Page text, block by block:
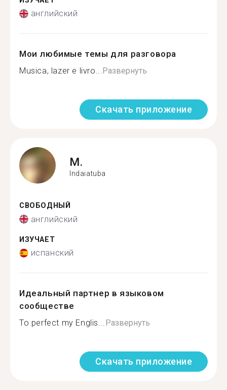
английский
Мои любимые темы для разговора
Musica, lazer e livro...Развернуть
Скачать приложение
M.
Indaiatuba
СВОБОДНЫЙ
английский
ИЗУЧАЕТ
испанский
Идеальный партнер в языковом
сообществе
To perfect my Englis...Развернуть
Скачать приложение